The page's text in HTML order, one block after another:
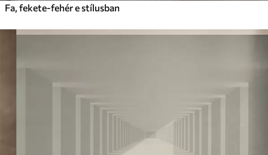
Fa, fekete-fehér e stílusban